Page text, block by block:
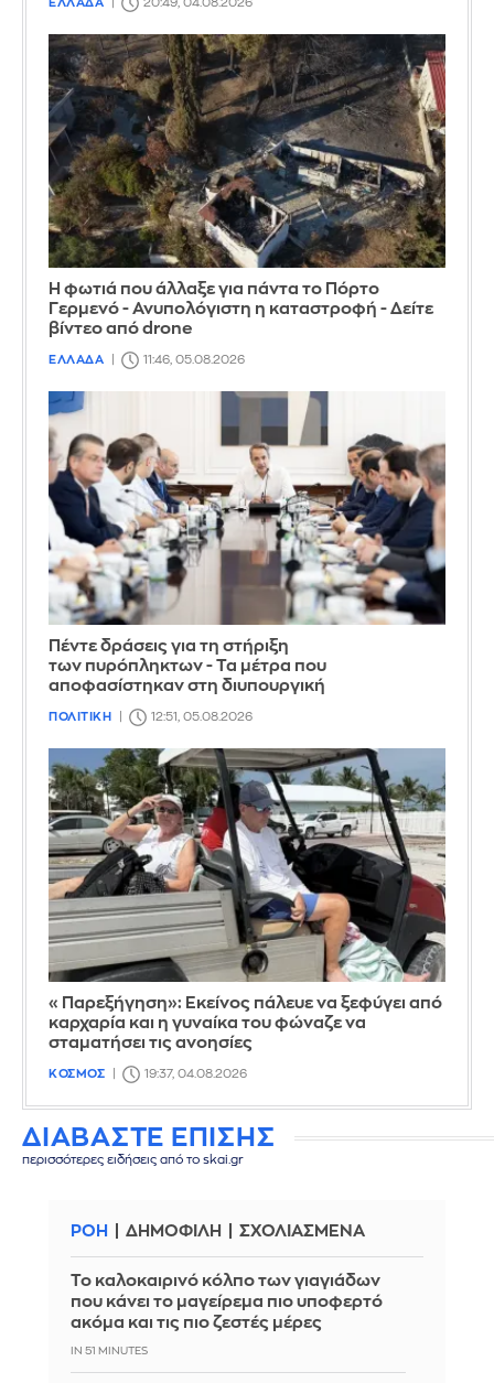
ΕΛΛΑΔΑ 20:49, 04.08.2026
Η φωτιά που άλλαξε για πάντα το Πόρτο
Γερμενό - Ανυπολόγιστη η καταστροφή - Δείτε
βίντεο από drone
ΕΛΛΑΔΑ 11:46, 05.08.2026
Πέντε δράσεις για τη στήριξη
των πυρόπληκτων - Τα μέτρα που
αποφασίστηκαν στη διυπουργική
ΠΟΛΙΤΙΚΗ 12:51, 05.08.2026
«Παρεξήγηση»: Εκείνος πάλευε να ξεφύγει από
καρχαρία και η γυναίκα του φώναζε να
σταματήσει τις ανοησίες
ΚΟΣΜΟΣ 19:37, 04.08.2026
ΔΙΑΒΑΣΤΕ ΕΠΙΣΗΣ
περισσότερες ειδήσεις από το skai.gr
ΡΟΗ ΔΗΜΟΦΙΛΗ ΣΧΟΛΙΑΣΜΕΝΑ
Το καλοκαιρινό κόλπο των γιαγιάδων
που κάνει το μαγείρεμα πιο υποφερτό
ακόμα και τις πιο ζεστές μέρες
IN 51 MINUTES